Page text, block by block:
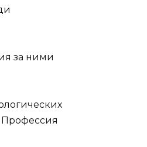
за ними
Профессия